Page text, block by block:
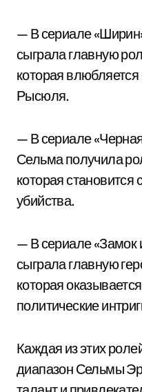
— В сериале
сыграла главную
которая влюбляется
Рысюля.
— В сериале
Сельма получила
которая становится
убийства.
— В сериале «Замок
сыграла главную
которая
политические
Каждая из этих
диапазон Сельмы